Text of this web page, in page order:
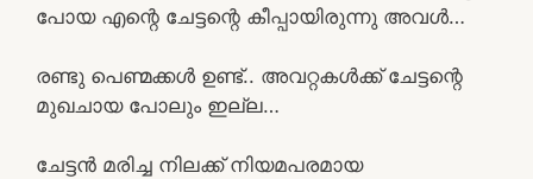
പോയ എന്റെ ചേട്ടന്റെ കീപ്പായിരുന്നു അവൾ…
രണ്ടു പെണ്മക്കൾ ഉണ്ട്.. അവറ്റകൾക്ക് ചേട്ടന്റെ
മുഖചായ പോലും ഇല്ല…
ചേട്ടൻ മരിച്ച നിലക്ക് നിയമപരമായ